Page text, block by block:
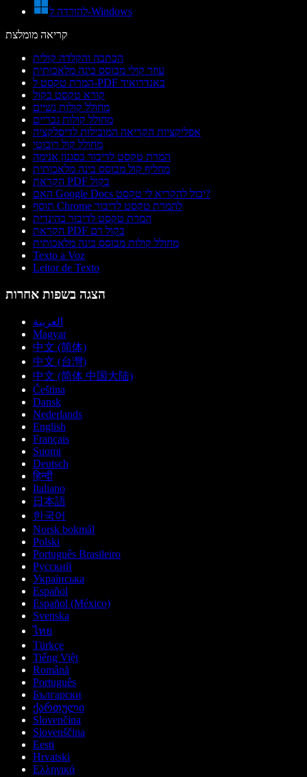
להורדה ל-Windows
קריאה מומלצת
הכתבה והקלדה קולית
עוזר קולי מבוסס בינה מלאכותית
המרת טקסט ל-PDF באנדרואיד
קורא טקסט בקול
מחולל קולות נשיים
מחולל קולות גבריים
אפליקציות הקריאה המובילות לדיסלקציה
מחולל קול רובוטי
המרת טקסט לדיבור בסגנון אנימה
מחליף קול מבוסס בינה מלאכותית
הקראת PDF בקול
האם Google Docs יכול להקריא לי טקסט?
תוסף Chrome להמרת טקסט לדיבור
המרת טקסט לדיבור בהינדית
הקראת PDF בקול רם
מחולל קולות מבוסס בינה מלאכותית
Texto a Voz
Leitor de Texto
הצגה בשפות אחרות
العربية
Magyar
中文 (简体)
中文 (台灣)
中文 (简体 中国大陆)
Čeština
Dansk
Nederlands
English
Français
Suomi
Deutsch
हिन्दी
Italiano
日本語
한국어
Norsk bokmål
Polski
Português Brasileiro
Русский
Українська
Español
Español (México)
Svenska
ไทย
Türkçe
Tiếng Việt
Română
Português
Български
ქართული
Slovenčina
Slovenščina
Eesti
Hrvatski
Ελληνικά